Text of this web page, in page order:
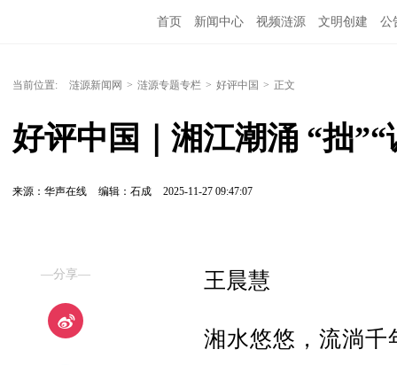
首页 新闻中心 视频涟源 文明创建 公
当前位置: 涟源新闻网 > 涟源专题专栏 > 好评中国 > 正文
好评中国｜湘江潮涌 “拙”“
来源：华声在线 编辑：石成 2025-11-27 09:47:07
—分享— 王晨慧
湘水悠悠，流淌千